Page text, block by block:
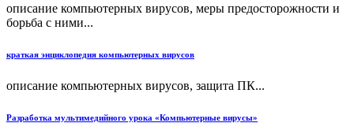
описание компьютерных вирусов, меры предосторожности и
борьба с ними...
краткая энциклопедия компьютерных вирусов
описание компьютерных вирусов, защита ПК...
Разработка мультимедийного урока «Компьютерные вирусы»